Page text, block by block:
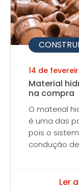
14 de
Material
na compra
O material
é uma das
pois o
condução
Ler